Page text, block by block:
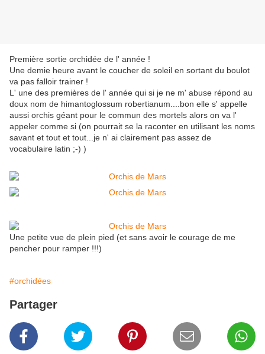
Première sortie orchidée de l' année !
Une demie heure avant le coucher de soleil en sortant du boulot
va pas falloir trainer !
L' une des premières de l' année qui si je ne m' abuse répond au
doux nom de himantoglossum robertianum....bon elle s' appelle
aussi orchis géant pour le commun des mortels alors on va l'
appeler comme si (on pourrait se la raconter en utilisant les noms
savant et tout et tout...je n' ai clairement pas assez de
vocabulaire latin ;-) )
Une petite vue de plein pied (et sans avoir le courage de me
pencher pour ramper !!!)
#orchidées
Partager